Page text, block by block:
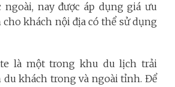
ngoài, nay được áp dụng giá ưu
cho khách nội địa có thể sử dụng
là một trong khu du lịch trải
du khách trong và ngoài tỉnh. Để